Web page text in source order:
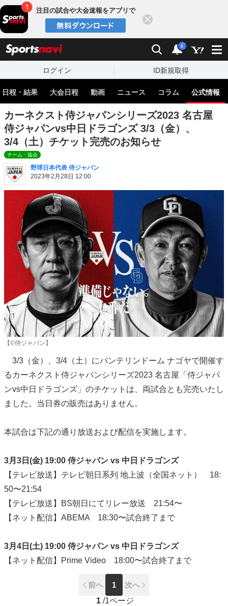
注目の試合や大会速報をアプリで
検索 通知
i
ログイン ID新規取得
日程・結果 大会日程 動画 ニュース コラム 公式情報
カーネクスト侍ジャパンシリーズ2023 名古屋
侍ジャパンvs中日ドラゴンズ 3/3（金）、
3/4（土）チケット完売のお知らせ
チーム・協会
野球日本代表 侍ジャパン
2023年2月28日 12:00
【©侍ジャパン】
3/3（金）、3/4（土）にバンテリンドーム ナゴヤで開催す
るカーネクスト侍ジャパンシリーズ2023 名古屋「侍ジャパ
ンvs中日ドラゴンズ」のチケットは、両試合とも完売いたし
ました。当日券の販売はありません。
本試合は下記の通り放送および配信を実施します。
3月3日(金) 19:00 侍ジャパン vs 中日ドラゴンズ
【テレビ放送】テレビ朝日系列 地上波（全国ネット） 18:
50〜21:54
【テレビ放送】BS朝日にてリレー放送 21:54〜
【ネット配信】ABEMA 18:30〜試合終了まで
3月4日(土) 19:00 侍ジャパン vs 中日ドラゴンズ
【ネット配信】Prime Video 18:00〜試合終了まで
前へ 1
次へ
1 /1ページ